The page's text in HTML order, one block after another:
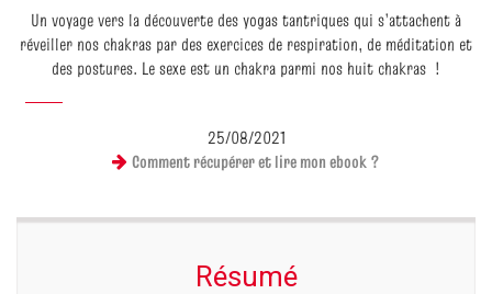
Un voyage vers la découverte des yogas tantriques qui s’attachent à
réveiller nos chakras par des exercices de respiration, de méditation et
des postures. Le sexe est un chakra parmi nos huit chakras !
25/08/2021
Comment récupérer et lire mon ebook ?
Résumé